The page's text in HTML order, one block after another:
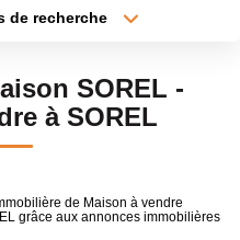
de recherche
Surface min
SOREL -
à SOREL
de Maison à vendre
grâce aux annonces immobilières